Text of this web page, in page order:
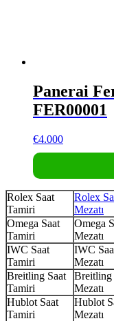
Panerai
FER00001
€4.000
Rolex Saat
Tamiri
Rolex
Mezatı
Omega Saat
Tamiri
Omega
Mezatı
IWC Saat
Tamiri
IWC
Mezatı
Breitling Saat
Tamiri
Breitling
Mezatı
Hublot Saat
Tamiri
Hublot
Mezatı